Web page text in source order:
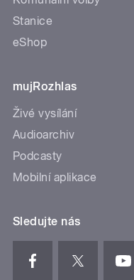
Stanice
eShop
mujRozhlas
Živé vysílání
Audioarchiv
Podcasty
Mobilní aplikace
Sledujte nás